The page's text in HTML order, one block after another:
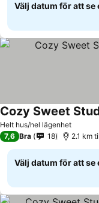
Välj datum för att se
Helt hus/hel lägenhet
Cozy Sweet
7,6 Bra 18 2.1 km
Välj datum för att se